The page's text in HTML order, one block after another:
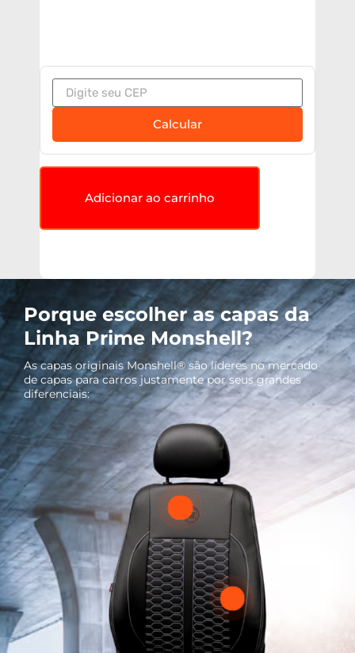
Calcular
Adicionar ao carrinho
Porque escolher as capas da
Linha Prime Monshell?
As capas originais Monshell® são líderes no mercado
de capas para carros justamente por seus grandes
diferenciais: